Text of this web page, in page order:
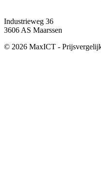
Industrieweg 36
3606 AS Maarssen
© 2026 MaxICT -